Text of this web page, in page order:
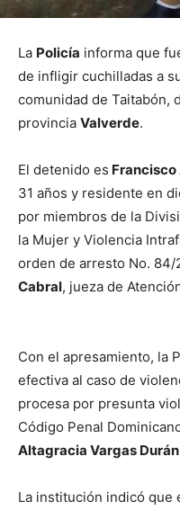
La Policía informa que
de infligir cuchilladas a
comunidad de Taitabón,
provincia Valverde.
El detenido es Francisco
31 años y residente en
por miembros de la
la Mujer y Violencia
orden de arresto No.
Cabral, jueza de
Con el apresamiento, la
efectiva al caso de
procesa por presunta
Código Penal
Altagracia Vargas Durán
La institución indicó que